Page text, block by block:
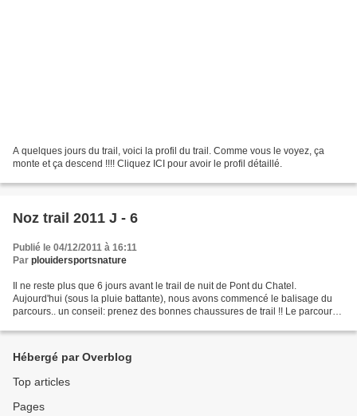
A quelques jours du trail, voici la profil du trail. Comme vous le voyez, ça
monte et ça descend !!!! Cliquez ICI pour avoir le profil détaillé.
Noz trail 2011 J - 6
Publié le 04/12/2011 à 16:11
Par plouidersportsnature
Il ne reste plus que 6 jours avant le trail de nuit de Pont du Chatel.
Aujourd'hui (sous la pluie battante), nous avons commencé le balisage du
parcours.. un conseil: prenez des bonnes chaussures de trail !! Le parcours
Hébergé par Overblog
Top articles
Pages